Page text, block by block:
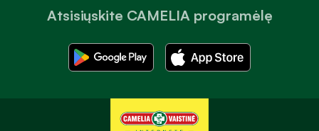
Atsisiųskite CAMELIA programėlę